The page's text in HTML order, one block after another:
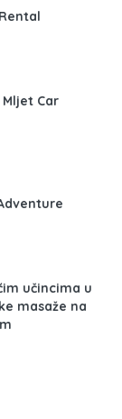
Car
učincima u
masaže na